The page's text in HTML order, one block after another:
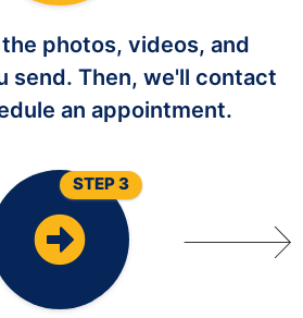
photos, videos, and
send. Then, we'll contact
an appointment.
STEP 3